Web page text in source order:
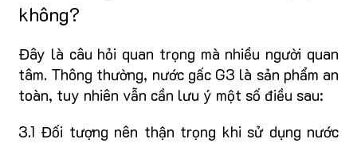
không?
Đây là câu hỏi quan trọng mà nhiều người quan
tâm. Thông thường, nước gấc G3 là sản phẩm an
toàn, tuy nhiên vẫn cần lưu ý một số điều sau:
3.1 Đối tượng nên thận trọng khi sử dụng nước